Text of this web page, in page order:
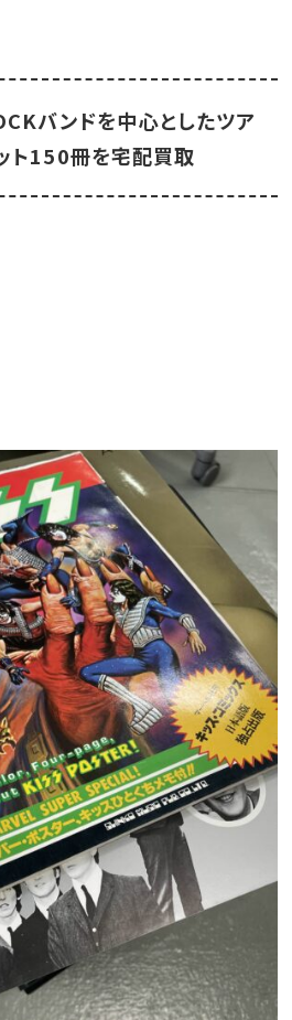
バンドを中心としたツア
ト150冊を宅配買取